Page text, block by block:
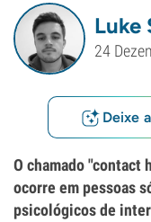
Luke
24
Deixe
O chamado "contact
ocorre em pessoas
psicológicos de